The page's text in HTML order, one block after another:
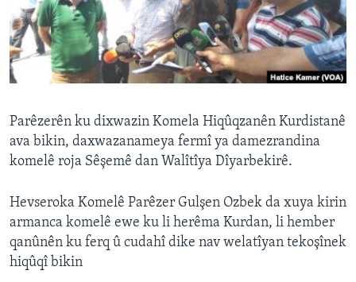
ÇAND Û HUNER
SERNIVÎS
SORANÎ
Learning English
FOLLOW US
Zimanên Din
Parêzerên ku dixwazin Komela Hiqûqzanên Kurdistanê
ava bikin, daxwazanameya fermî ya damezrandina
komelê roja Sêşemê dan Walîtîya Dîyarbekirê.
Hevseroka Komelê Parêzer Gulşen Ozbek da xuya kirin
armanca komelê ewe ku li herêma Kurdan, li hember
qanûnên ku ferq û cudahî dike nav welatîyan tekoşînek
hiqûqî bikin